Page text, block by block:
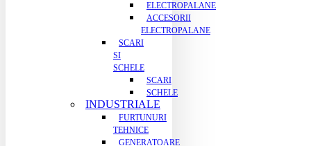
ELECTROPALANE
ACCESORII
ELECTROPALANE
SCARI
SI
SCHELE
SCARI
SCHELE
INDUSTRIALE
FURTUNURI
TEHNICE
GENERATOARE